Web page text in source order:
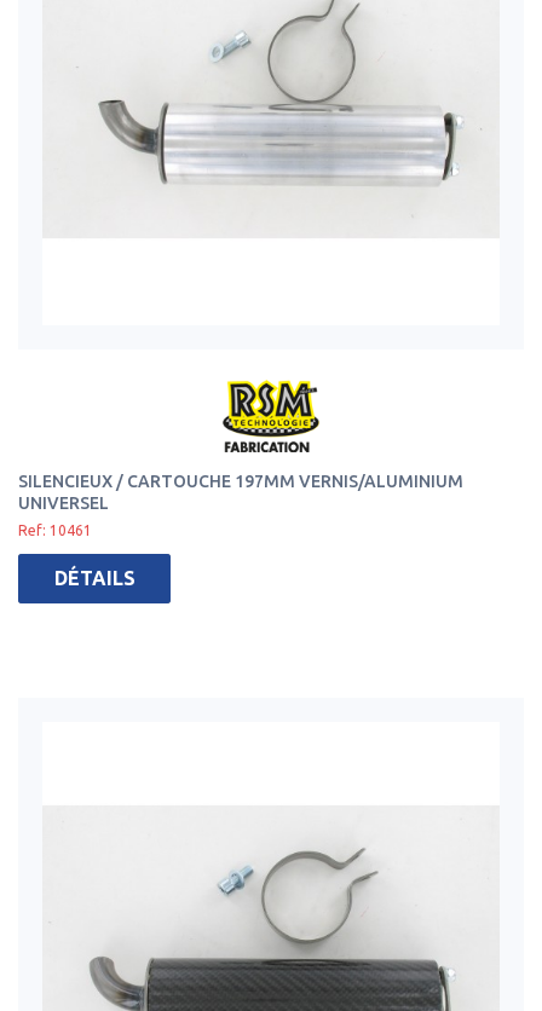
SILENCIEUX / CARTOUCHE 197MM VERNIS/ALUMINIUM
UNIVERSEL
Ref: 10461
DÉTAILS